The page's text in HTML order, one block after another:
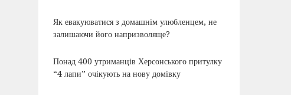
Як евакуюватися з домашнім улюбленцем, не
залишаючи його напризволяще?
Понад 400 утриманців Херсонського притулку
“4 лапи” очікують на нову домівку